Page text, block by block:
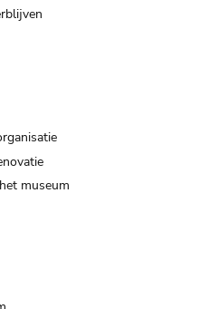
museum